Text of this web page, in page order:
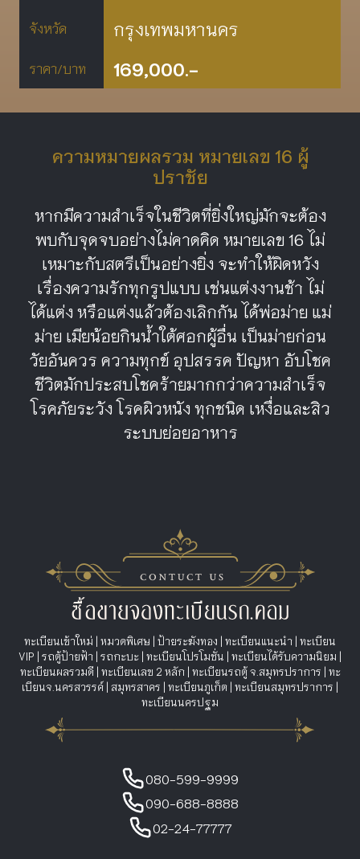
จังหวัด กรุงเทพมหานคร
ราคา/บาท 169,000.-
ความหมายผลรวม หมายเลข 16 ผู้
ปราชัย
หากมีความสำเร็จในชีวิตที่ยิ่งใหญ่มักจะต้อง
พบกับจุดจบอย่างไม่คาดคิด หมายเลข 16 ไม่
เหมาะกับสตรีเป็นอย่างยิ่ง จะทำให้ผิดหวัง
เรื่องความรักทุกรูปแบบ เช่นแต่งงานช้า ไม่
ได้แต่ง หรือแต่งแล้วต้องเลิกกัน ได้พ่อม่าย แม่
ม่าย เมียน้อยกินน้ำใต้ศอกผู้อื่น เป็นม่ายก่อน
วัยอันควร ความทุกข์ อุปสรรค ปัญหา อับโชค
ชีวิตมักประสบโชคร้ายมากกว่าความสำเร็จ
โรคภัยระวัง โรคผิวหนัง ทุกชนิด เหงื่อและสิว
ระบบย่อยอาหาร
ทะเบียนเข้าใหม่ | หมวดพิเศษ | ป้ายระฆังทอง | ทะเบียนแนะนำ | ทะเบียน
VIP | รถตู้ป้ายฟ้า | รถกะบะ | ทะเบียนโปรโมชั่น | ทะเบียนได้รับความนิยม |
ทะเบียนผลรวมดี | ทะเบียนเลข 2 หลัก | ทะเบียนรถตู้ จ.สมุทรปราการ | ทะ
เบียนจ.นครสวรรค์ | สมุทรสาคร | ทะเบียนภูเก็ต | ทะเบียนสมุทรปราการ |
ทะเบียนนครปฐม
080-599-9999
090-688-8888
02-24-77777